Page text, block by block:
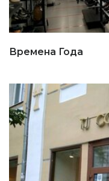
Времена Года